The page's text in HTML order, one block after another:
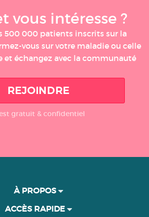
vous intéresse ?
500 000 patients inscrits sur la
vous sur votre maladie ou celle
et échangez avec la communauté
REJOINDRE
gratuit & confidentiel
À PROPOS
ACCÈS RAPIDE